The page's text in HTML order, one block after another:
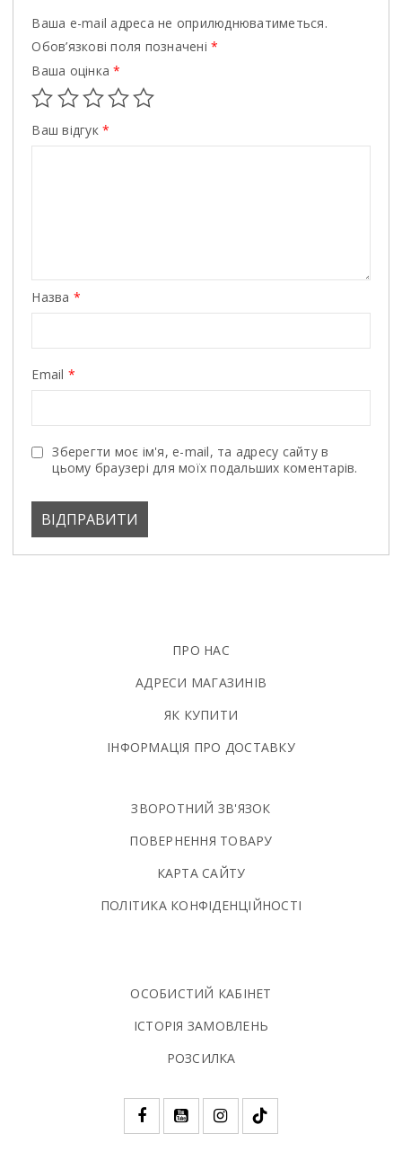
Ваша e-mail адреса не оприлюднюватиметься.
Обов’язкові поля позначені*
Ваша оцінка*
Ваш відгук*
Назва *
Email *
Зберегти моє ім'я, e-mail, та адресу сайту в
цьому браузері для моїх подальших коментарів.
ПРО НАС
АДРЕСИ МАГАЗИНІВ
ЯК КУПИТИ
ІНФОРМАЦІЯ ПРО ДОСТАВКУ
ЗВОРОТНИЙ ЗВ'ЯЗОК
ПОВЕРНЕННЯ ТОВАРУ
КАРТА САЙТУ
ПОЛIТИКА КОНФIДЕНЦIЙНОСТI
ОСОБИСТИЙ КАБІНЕТ
ІСТОРІЯ ЗАМОВЛЕНЬ
РОЗСИЛКА